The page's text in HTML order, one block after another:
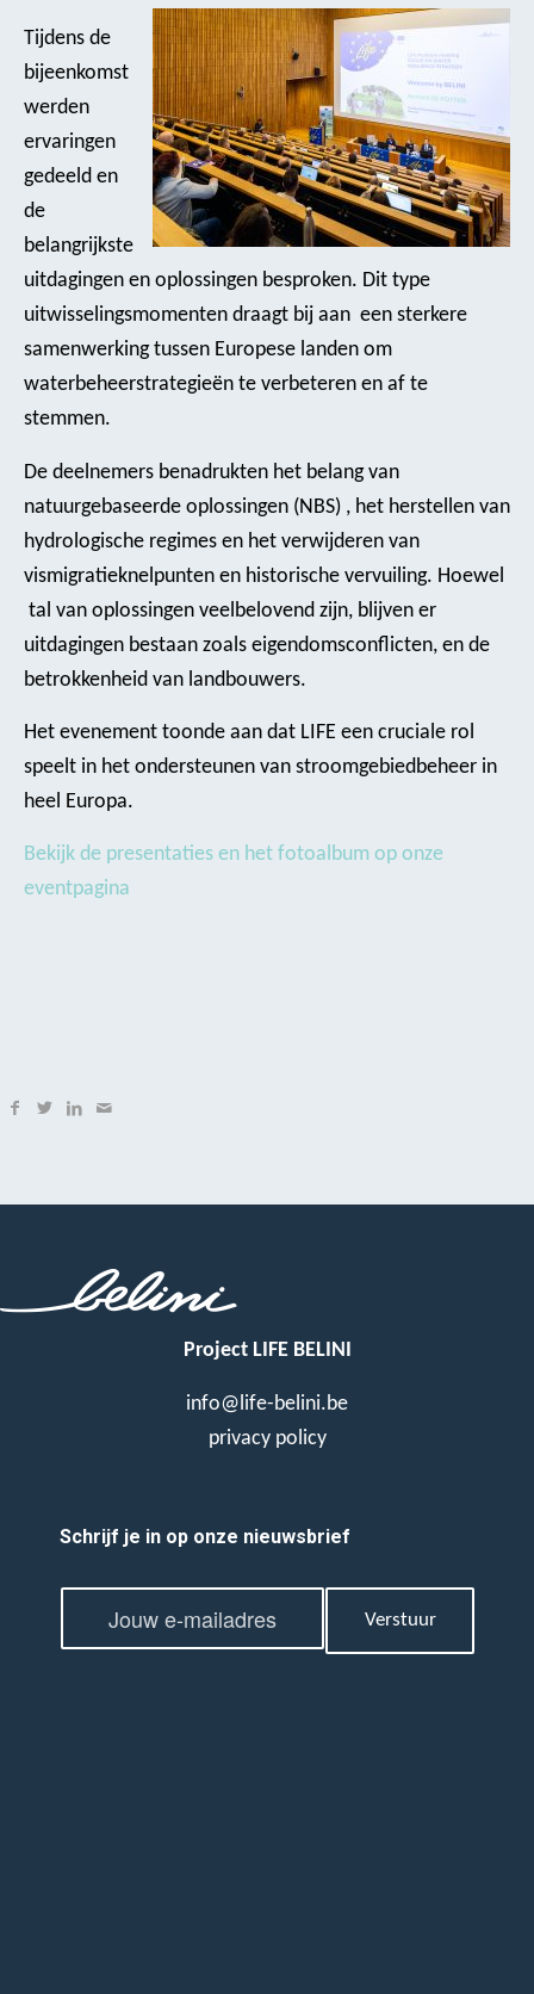
Tijdens de
bijeenkomst
werden
ervaringen
gedeeld en
de
belangrijkste
uitdagingen en oplossingen besproken. Dit type
uitwisselingsmomenten draagt bij aan een sterkere
samenwerking tussen Europese landen om
waterbeheerstrategieën te verbeteren en af te
stemmen.
De deelnemers benadrukten het belang van
natuurgebaseerde oplossingen (NBS) , het herstellen van
hydrologische regimes en het verwijderen van
vismigratieknelpunten en historische vervuiling. Hoewel
tal van oplossingen veelbelovend zijn, blijven er
uitdagingen bestaan zoals eigendomsconflicten, en de
betrokkenheid van landbouwers.
Het evenement toonde aan dat LIFE een cruciale rol
speelt in het ondersteunen van stroomgebiedbeheer in
heel Europa.
Bekijk de presentaties en het fotoalbum op onze
eventpagina
Project LIFE BELINI
info@life-belini.be
privacy policy
Schrijf je in op onze nieuwsbrief
E
a
Verstuur